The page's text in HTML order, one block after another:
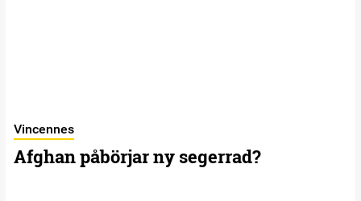
Vincennes
Afghan påbörjar ny segerrad?